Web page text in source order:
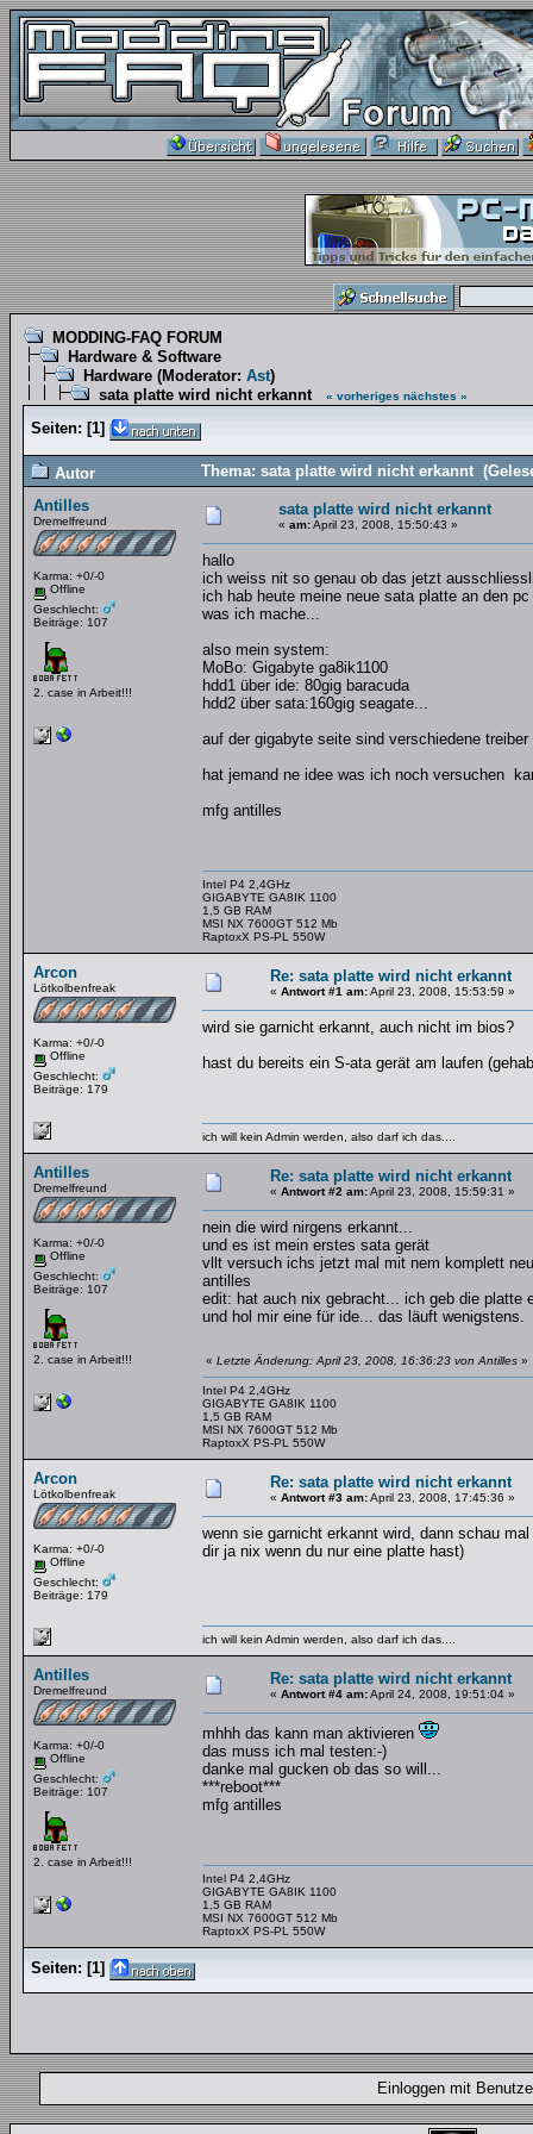
MODDING-FAQ FORUM
Hardware & Software
Hardware (Moderator: Ast)
sata platte wird nicht erkannt
« vorheriges nächstes »
Seiten: [1]
Autor
Thema: sata platte wird nicht erkannt
Antilles
Dremelfreund
Karma: +0/-0
Offline
Geschlecht:
Beiträge: 107
2. case in Arbeit!!!
sata platte wird nicht erkannt
« am:April 23, 2008, 15:50:43 »
hallo
ich weiss nit so genau ob das jetzt
ich hab heute meine neue sata platte an den
was ich mache...
also mein system:
MoBo: Gigabyte ga8ik1100
hdd1 über ide: 80gig baracuda
hdd2 über sata:160gig seagate...
auf der gigabyte seite sind verschiedene
hat jemand ne idee was ich noch versuchen
mfg antilles
Intel P4 2,4GHz
GIGABYTE GA8IK 1100
1,5 GB RAM
MSI NX 7600GT 512 Mb
RaptoxX PS-PL 550W
Arcon
Lötkolbenfreak
Karma: +0/-0
Offline
Geschlecht:
Beiträge: 179
Re: sata platte wird nicht erkannt
« Antwort #1 am:April 23, 2008, 15:53:59 »
wird sie garnicht erkannt, auch nicht im bios?
hast du bereits ein S-ata gerät am laufen
ich will kein Admin werden, also darf ich das....
Antilles
Dremelfreund
Karma: +0/-0
Offline
Geschlecht:
Beiträge: 107
2. case in Arbeit!!!
Re: sata platte wird nicht erkannt
« Antwort #2 am:April 23, 2008, 15:59:31 »
nein die wird nirgens erkannt...
und es ist mein erstes sata gerät
vllt versuch ichs jetzt mal mit nem komplett
antilles
edit: hat auch nix gebracht... ich geb die platte
und hol mir eine für ide... das läuft wenigstens.
« Letzte Änderung: April 23, 2008, 16:36:23 von Antilles »
Intel P4 2,4GHz
GIGABYTE GA8IK 1100
1,5 GB RAM
MSI NX 7600GT 512 Mb
RaptoxX PS-PL 550W
Arcon
Lötkolbenfreak
Karma: +0/-0
Offline
Geschlecht:
Beiträge: 179
Re: sata platte wird nicht erkannt
« Antwort #3 am:April 23, 2008, 17:45:36 »
wenn sie garnicht erkannt wird, dann schau
dir ja nix wenn du nur eine platte hast)
ich will kein Admin werden, also darf ich das....
Antilles
Dremelfreund
Karma: +0/-0
Offline
Geschlecht:
Beiträge: 107
2. case in Arbeit!!!
Re: sata platte wird nicht erkannt
« Antwort #4 am:April 24, 2008, 19:51:04 »
mhhh das kann man aktivieren
das muss ich mal testen:-)
danke mal gucken ob das so will...
***reboot***
mfg antilles
Intel P4 2,4GHz
GIGABYTE GA8IK 1100
1,5 GB RAM
MSI NX 7600GT 512 Mb
RaptoxX PS-PL 550W
Seiten: [1]
Einloggen mit